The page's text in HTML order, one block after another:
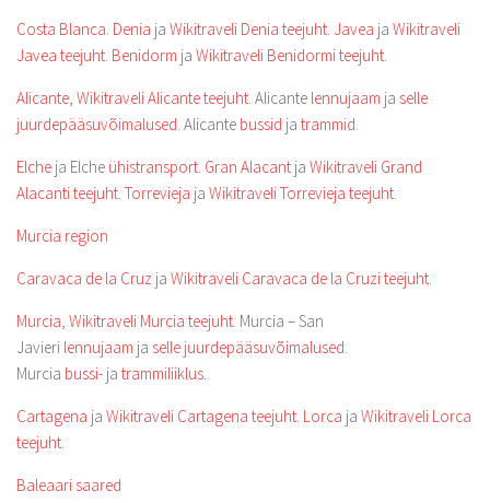
Costa Blanca. Denia ja Wikitraveli Denia teejuht. Javea ja Wikitraveli
Javea teejuht. Benidorm ja Wikitraveli Benidormi teejuht.
Alicante, Wikitraveli Alicante teejuht. Alicante lennujaam ja selle
juurdepääsuvõimalused. Alicante bussid ja trammid.
Elche ja Elche ühistransport. Gran Alacant ja Wikitraveli Grand
Alacanti teejuht. Torrevieja ja Wikitraveli Torrevieja teejuht.
Murcia region
Caravaca de la Cruz ja Wikitraveli Caravaca de la Cruzi teejuht.
Murcia, Wikitraveli Murcia teejuht. Murcia – San
Javieri lennujaam ja selle juurdepääsuvõimalused.
Murcia bussi- ja trammiliiklus.
Cartagena ja Wikitraveli Cartagena teejuht. Lorca ja Wikitraveli Lorca
teejuht.
Baleaari saared